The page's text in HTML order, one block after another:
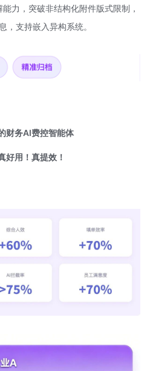
力，突破非结构化附件版式限制，
，支持嵌入异构系统。
财务AI费控智能体
好用！真提效！